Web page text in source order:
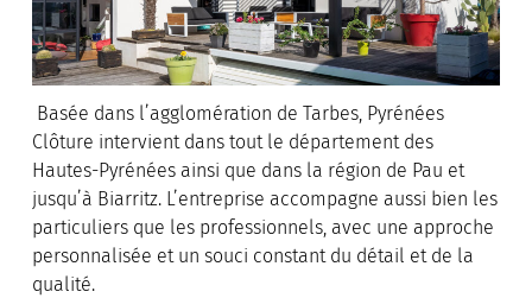
Basée dans l’agglomération de Tarbes, Pyrénées
Clôture intervient dans tout le département des
Hautes-Pyrénées ainsi que dans la région de Pau et
jusqu’à Biarritz. L’entreprise accompagne aussi bien les
particuliers que les professionnels, avec une approche
personnalisée et un souci constant du détail et de la
qualité.